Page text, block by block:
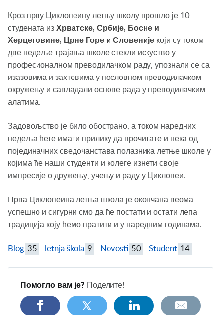
Кроз прву Циклопеину летњу школу прошло је 10
студената из Хрватске, Србије, Босне и
Херцеговине, Црне Горе и Словеније који су током
две недеље трајања школе стекли искуство у
професионалном преводилачком раду, упознали се са
изазовима и захтевима у пословном преводилачком
окружењу и савладали основе рада у преводилачким
алатима.
Задовољство је било обострано, а током наредних
недеља ћете имати прилику да прочитате и нека од
појединачних сведочанстава полазника летње школе у
којима ће наши студенти и колеге изнети своје
импресије о дружењу, учењу и раду у Циклопеи.
Прва Циклопеина летња школа је окончана веома
успешно и сигурни смо да ће постати и остати лепа
традиција коју ћемо пратити и у наредним годинама.
Blog 35 letnja škola 9 Novosti 50 Student 14
Помогло вам је? Поделите!